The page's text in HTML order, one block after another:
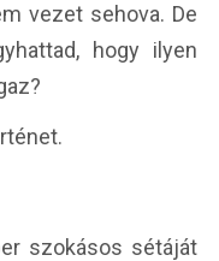
vezet sehova. De
hogy ilyen
szokásos sétáját